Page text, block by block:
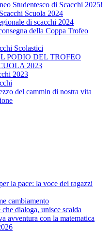
Studentesco di Scacchi 2025!
Scuola 2024
di scacchi 2024
della Coppa Trofeo
Scolastici
PODIO DEL TROFEO
2023
2023
del cammin di nostra vita
la pace: la voce dei ragazzi
cambiamento
dialoga, unisce scalda
avventura con la matematica